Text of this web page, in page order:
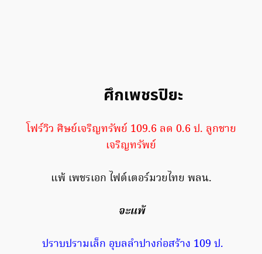
ศึกเพชรปิยะ
โฟร์วิว ศิษย์เจริญทรัพย์ 109.6 ลด 0.6 ป. ลูกชาย
เจริญทรัพย์
แพ้ เพชรเอก ไฟต์เตอร์มวยไทย พลน.
จะแพ้
ปราบปรามเล็ก อุบลลำปางก่อสร้าง 109 ป.